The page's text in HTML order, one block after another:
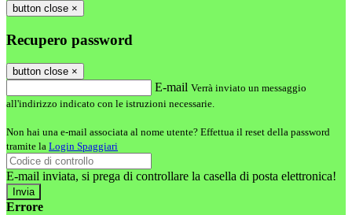
button close ×
Recupero password
button close ×
E-mail Verrà inviato un messaggio
all'indirizzo indicato con le istruzioni necessarie.
Non hai una e-mail associata al nome utente? Effettua il reset della password
tramite la Login Spaggiari
E-mail inviata, si prega di controllare la casella di posta elettronica!
Errore